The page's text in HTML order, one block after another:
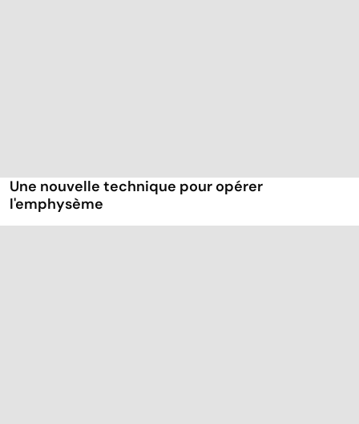
Une nouvelle technique pour opérer
l'emphysème